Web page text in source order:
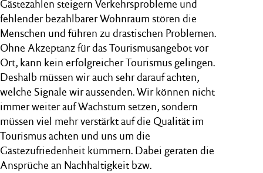
Gästezahlen steigern Verkehrsprobleme und
fehlender bezahlbarer Wohnraum stören die
Menschen und führen zu drastischen Problemen.
Ohne Akzeptanz für das Tourismusangebot vor
Ort, kann kein erfolgreicher Tourismus gelingen.
Deshalb müssen wir auch sehr darauf achten,
welche Signale wir aussenden. Wir können nicht
immer weiter auf Wachstum setzen, sondern
müssen viel mehr verstärkt auf die Qualität im
Tourismus achten und uns um die
Gästezufriedenheit kümmern. Dabei geraten die
Ansprüche an Nachhaltigkeit bzw.